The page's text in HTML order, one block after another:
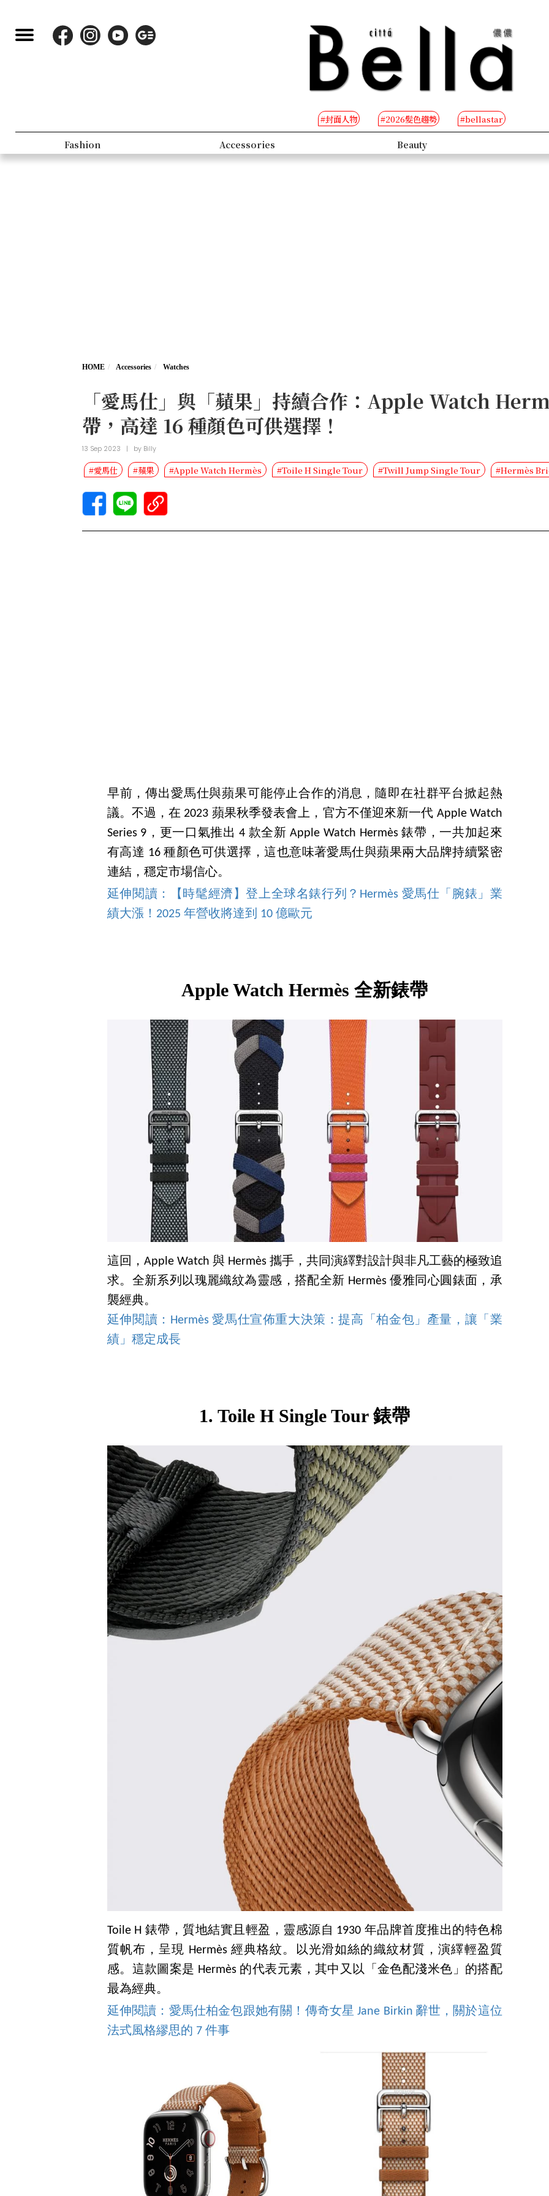
#封面人物 #2026髮色趨勢 #bellastar
Fashion Accessories Beauty
HOME Accessories Watches
「愛馬仕」與「蘋果」持續合作：Apple Watch
帶，高達 16 種顏色可供選擇！
13 Sep 2023 | by Billy
#愛馬仕 #蘋果 #Apple Watch Hermès #Toile H Single Tour #Twill Jump Single Tour #Hermès
早前，傳出愛馬仕與蘋果可能停止合作的消息，隨即在社群平台掀起熱
議。不過，在 2023 蘋果秋季發表會上，官方不僅迎來新一代 Apple Watch
Series 9，更一口氣推出 4 款全新 Apple Watch Hermès 錶帶，一共加起來
有高達 16 種顏色可供選擇，這也意味著愛馬仕與蘋果兩大品牌持續緊密
連結，穩定市場信心。
延伸閱讀：【時髦經濟】登上全球名錶行列？Hermès 愛馬仕「腕錶」業
績大漲！2025 年營收將達到 10 億歐元
Apple Watch Hermès 全新錶帶
這回，Apple Watch 與 Hermès 攜手，共同演繹對設計與非凡工藝的極致追
求。全新系列以瑰麗織紋為靈感，搭配全新 Hermès 優雅同心圓錶面，承
襲經典。
延伸閱讀：Hermès 愛馬仕宣佈重大決策：提高「柏金包」產量，讓「業
績」穩定成長
1. Toile H Single Tour 錶帶
Toile H 錶帶，質地結實且輕盈，靈感源自 1930 年品牌首度推出的特色棉
質帆布，呈現 Hermès 經典格紋。以光滑如絲的織紋材質，演繹輕盈質
感。這款圖案是 Hermès 的代表元素，其中又以「金色配淺米色」的搭配
最為經典。
延伸閱讀：愛馬仕柏金包跟她有關！傳奇女星 Jane Birkin 辭世，關於這位
法式風格繆思的 7 件事